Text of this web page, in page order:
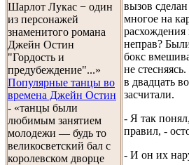
Шарлот Лукас − один
из персонажей
знаменитого романа
Джейн Остин
"Гордость и
предубеждение"...»
Популярные танцы во
времена Джейн Остин
- «танцы были
любимым занятием
молодежи — будь то
великосветский бал с
королевском дворце
вызов
многое на
расхождения
неправ?
бокс
не
в двадцать
засчитали.
- Я так
правил, -
- И он их